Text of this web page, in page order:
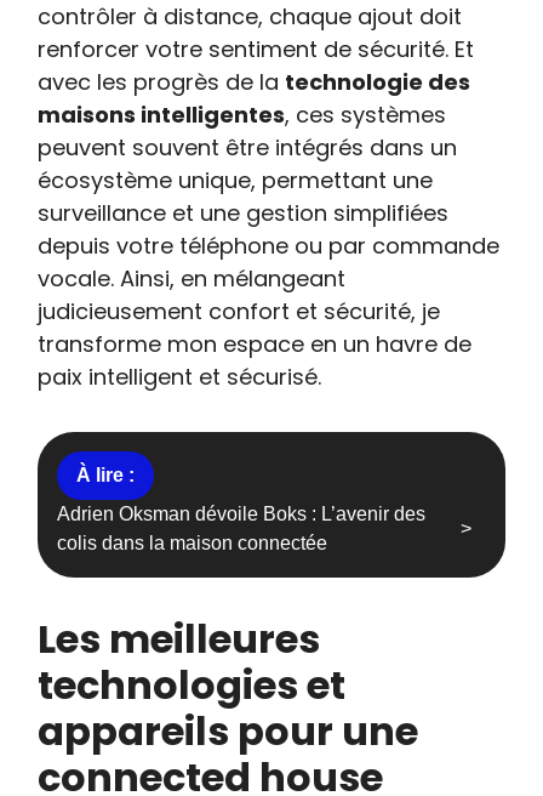
contrôler à distance, chaque ajout doit
renforcer votre sentiment de sécurité. Et
avec les progrès de la technologie des
maisons intelligentes, ces systèmes
peuvent souvent être intégrés dans un
écosystème unique, permettant une
surveillance et une gestion simplifiées
depuis votre téléphone ou par commande
vocale. Ainsi, en mélangeant
judicieusement confort et sécurité, je
transforme mon espace en un havre de
paix intelligent et sécurisé.
Adrien Oksman dévoile Boks : L’avenir des
colis dans la maison connectée
Les meilleures
technologies et
appareils pour une
connected house